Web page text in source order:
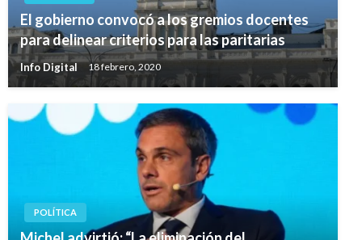
El gobierno convocó a los gremios docentes
para delinear criterios para las paritarias
Info Digital 18 febrero, 2020
POLÍTICA